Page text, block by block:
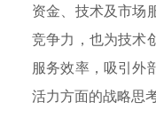
资金、技术及市场
竞争力，也为技术
服务效率，吸引外
活力方面的战略思